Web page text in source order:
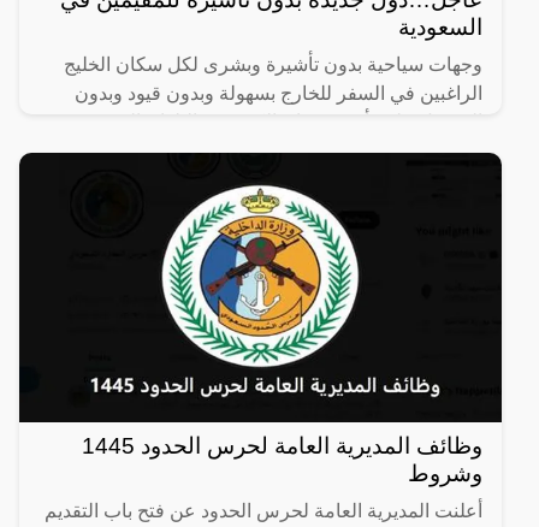
السعودية
وجهات سياحية بدون تأشيرة وبشرى لكل سكان الخليج
الراغبين في السفر للخارج بسهولة وبدون قيود وبدون
والأوروبية
وظائف المديرية العامة لحرس الحدود 1445
وشروط
أعلنت المديرية العامة لحرس الحدود عن فتح باب التقديم